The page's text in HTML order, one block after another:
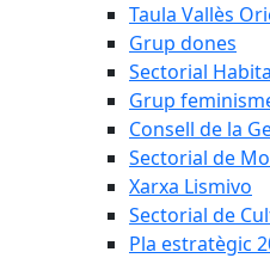
Taula Vallès
Grup dones
Sectorial
Grup
Consell de la
Sectorial de
Xarxa Lismivo
Sectorial de
Pla estratègic